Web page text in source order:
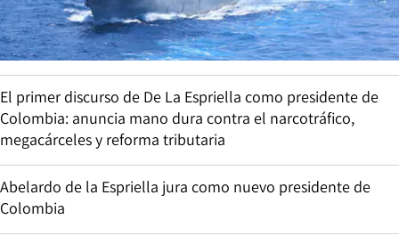
El primer discurso de De La Espriella como presidente de
Colombia: anuncia mano dura contra el narcotráfico,
megacárceles y reforma tributaria
Abelardo de la Espriella jura como nuevo presidente de
Colombia